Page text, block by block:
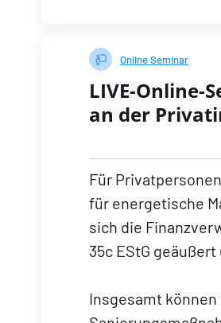
Online Seminar
LIVE-Online-
an der
Für
für energetische
sich die
35c EStG
Insgesamt